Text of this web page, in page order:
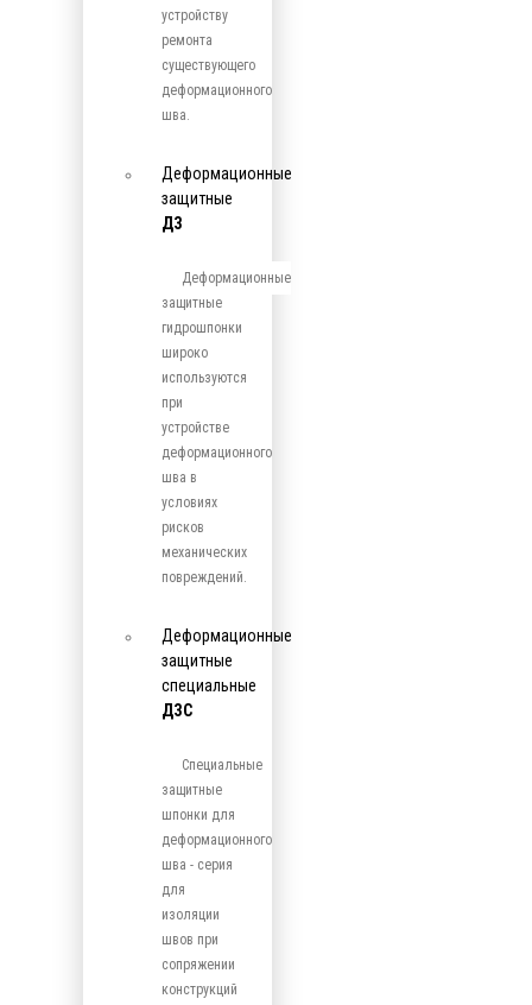
устройству
ремонта
существующего
деформационного
шва.
Деформационные
защитные
ДЗ
Деформационные
защитные
гидрошпонки
широко
используются
при
устройстве
деформационного
шва в
условиях
рисков
механических
повреждений.
Деформационные
защитные
специальные
ДЗС
Специальные
защитные
шпонки для
деформационного
шва - серия
для
изоляции
швов при
сопряжении
конструкций